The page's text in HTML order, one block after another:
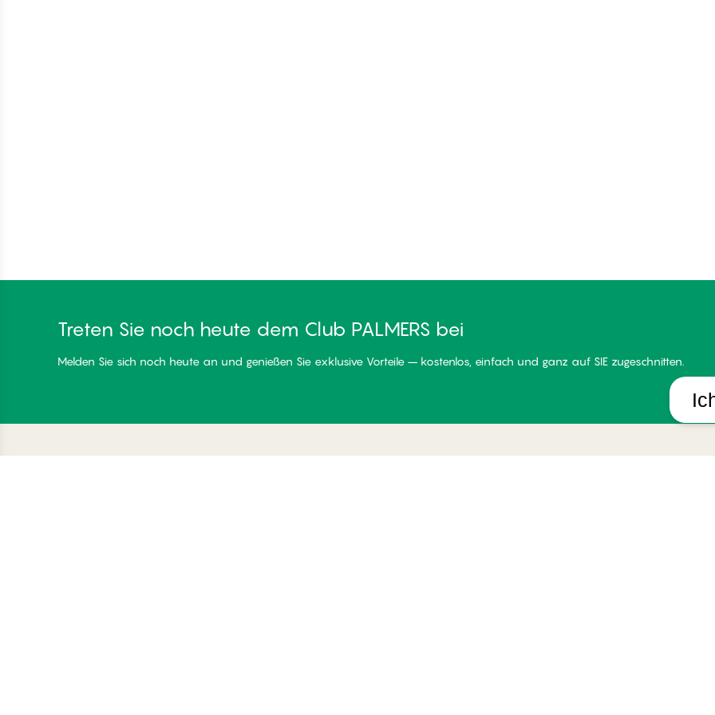
Treten Sie noch heute dem Club PALMERS bei
Melden Sie sich noch heute an und genießen Sie exklusive Vorteile – kostenlos, einfach und ganz auf SIE zugeschnitten.